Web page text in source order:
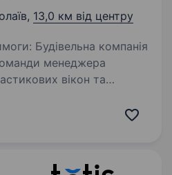
13,0 км від центру
менеджера
вікон та
Корабелів,12/8